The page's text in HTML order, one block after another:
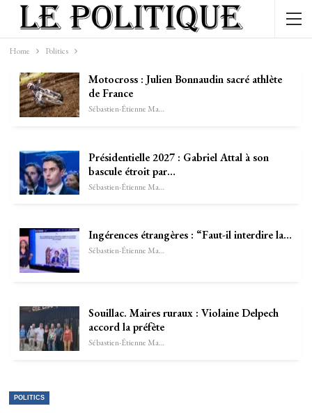
Home Politics
Motocross : Julien Bonnaudin sacré athlète
de France
Sébastien-Étienne Marechal
Présidentielle 2027 : Gabriel Attal à son
bascule étroit par…
Sébastien-Étienne Marechal
Ingérences étrangères : “Faut-il interdire la…
Sébastien-Étienne Marechal
Souillac. Maires ruraux : Violaine Delpech
accord la préfète
Sébastien-Étienne Marechal
POLITICS